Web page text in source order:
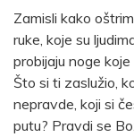
Zamisli kako
ruke, koje su
probijaju noge
Što si ti zaslužio,
nepravde, koji si
putu? Pravdi se